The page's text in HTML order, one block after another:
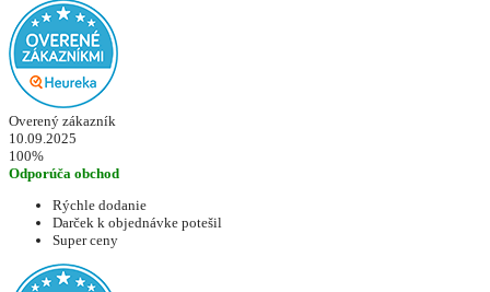
Overený zákazník
10.09.2025
100%
Odporúča obchod
Rýchle dodanie
Darček k objednávke potešil
Super ceny